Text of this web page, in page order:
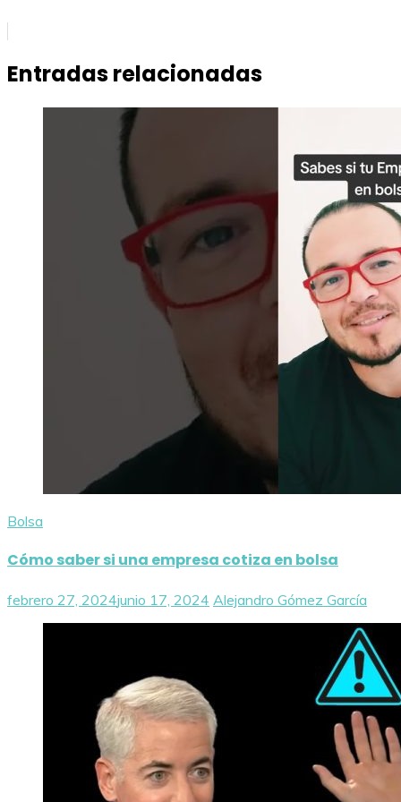
Entradas relacionadas
Bolsa
Cómo saber si una empresa cotiza en bolsa
febrero 27, 2024junio 17, 2024 Alejandro Gómez García